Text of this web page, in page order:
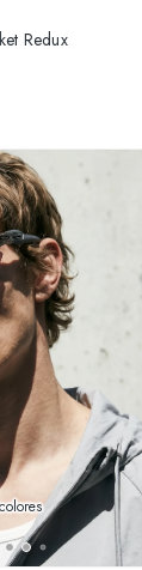
Redux